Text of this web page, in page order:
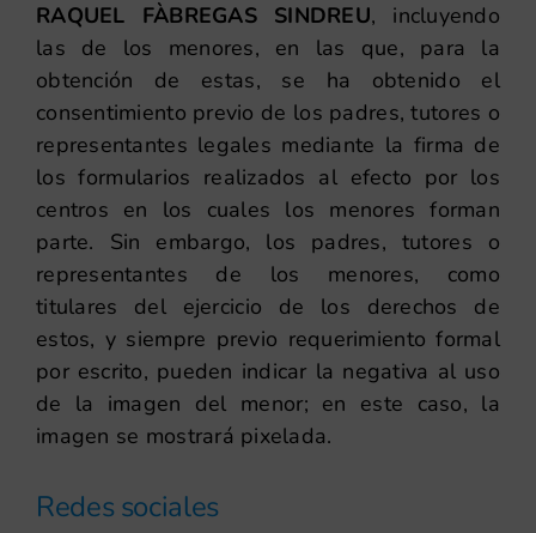
RAQUEL FÀBREGAS SINDREU, incluyendo
las de los menores, en las que, para la
obtención de estas, se ha obtenido el
consentimiento previo de los padres, tutores o
representantes legales mediante la firma de
los formularios realizados al efecto por los
centros en los cuales los menores forman
parte. Sin embargo, los padres, tutores o
representantes de los menores, como
titulares del ejercicio de los derechos de
estos, y siempre previo requerimiento formal
por escrito, pueden indicar la negativa al uso
de la imagen del menor; en este caso, la
imagen se mostrará pixelada.
Redes sociales